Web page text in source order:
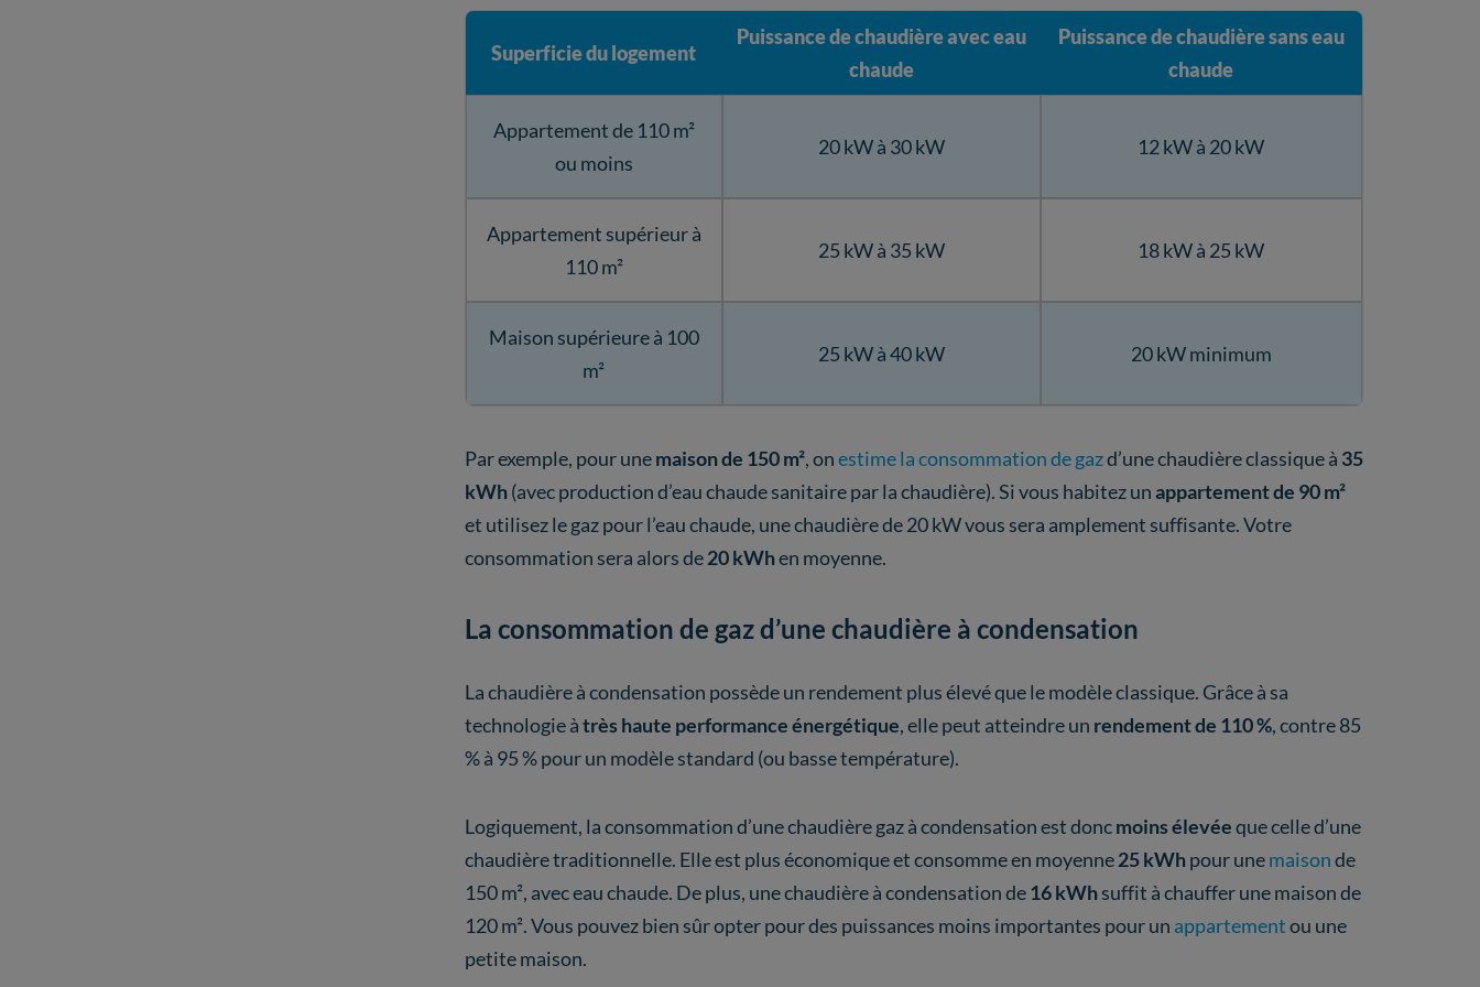
Superficie du logement
Puissance de chaudière avec eau
chaude
Puissance de chaudière sans eau
chaude
Appartement de 110 m²
ou moins
20 kW à 30 kW 12 kW à 20 kW
Appartement supérieur à
110 m²
25 kW à 35 kW 18 kW à 25 kW
Maison supérieure à 100
m²
25 kW à 40 kW 20 kW minimum
Par exemple, pour unemaison de 150 m², onestime la consommation de gazd’une chaudière classique à 35
kWh(avec production d’eau chaude sanitaire par la chaudière). Si vous habitez unappartement de 90 m²
et utilisez le gaz pour l’eau chaude, une chaudière de 20 kW vous sera amplement suffisante. Votre
consommation sera alors de20 kWhen moyenne.
La consommation de gaz d’une chaudière à condensation
La chaudière à condensation possède un rendement plus élevé que le modèle classique. Grâce à sa
technologie àtrès haute performance énergétique, elle peut atteindre un rendement de 110 %, contre 85
% à 95 % pour un modèle standard (ou basse température).
Logiquement, la consommation d’une chaudière gaz à condensation est doncmoins élevéeque celle d’une
chaudière traditionnelle. Elle est plus économique et consomme en moyenne25 kWhpour unemaisonde
150 m², avec eau chaude. De plus, une chaudière à condensation de16 kWhsuffit à chauffer une maison de
120 m². Vous pouvez bien sûr opter pour des puissances moins importantes pour un appartementou une
petite maison.